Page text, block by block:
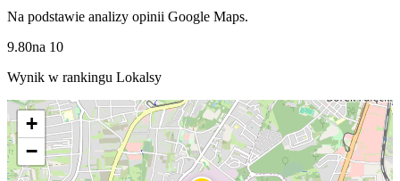
Na podstawie analizy opinii Google Maps.
9.80na 10
Wynik w rankingu Lokalsy
+
−